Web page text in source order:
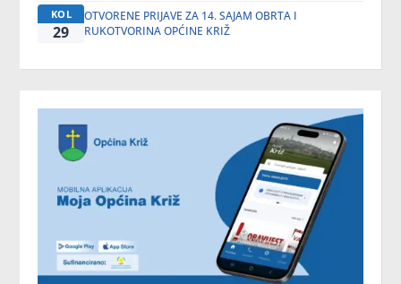
KOL
29
OTVORENE PRIJAVE ZA 14. SAJAM OBRTA I
RUKOTVORINA OPĆINE KRIŽ